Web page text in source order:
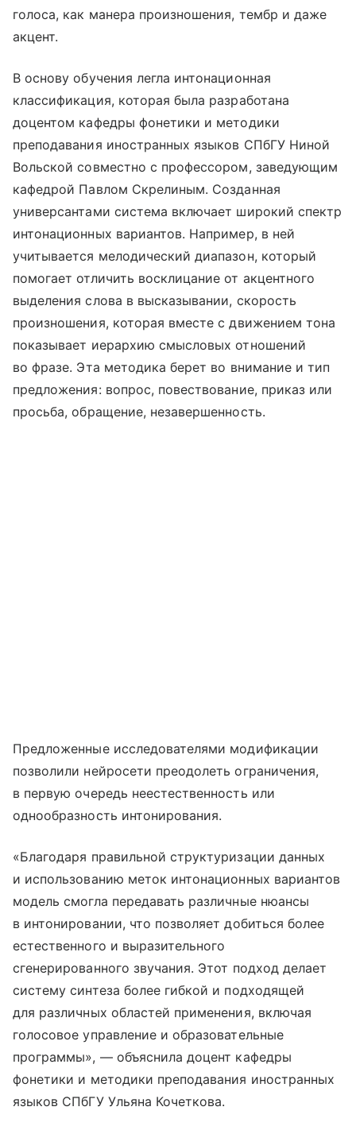
голоса, как манера произношения, тембр и даже
акцент.
В основу обучения легла интонационная
классификация, которая была разработана
доцентом кафедры фонетики и методики
преподавания иностранных языков СПбГУ Ниной
Вольской совместно с профессором, заведующим
кафедрой Павлом Скрелиным. Созданная
универсантами система включает широкий спектр
интонационных вариантов. Например, в ней
учитывается мелодический диапазон, который
помогает отличить восклицание от акцентного
выделения слова в высказывании, скорость
произношения, которая вместе с движением тона
показывает иерархию смысловых отношений
во фразе. Эта методика берет во внимание и тип
предложения: вопрос, повествование, приказ или
просьба, обращение, незавершенность.
Предложенные исследователями модификации
позволили нейросети преодолеть ограничения,
в первую очередь неестественность или
однообразность интонирования.
«Благодаря правильной структуризации данных
и использованию меток интонационных вариантов
модель смогла передавать различные нюансы
в интонировании, что позволяет добиться более
естественного и выразительного
сгенерированного звучания. Этот подход делает
систему синтеза более гибкой и подходящей
для различных областей применения, включая
голосовое управление и образовательные
программы», — объяснила доцент кафедры
фонетики и методики преподавания иностранных
языков СПбГУ Ульяна Кочеткова.